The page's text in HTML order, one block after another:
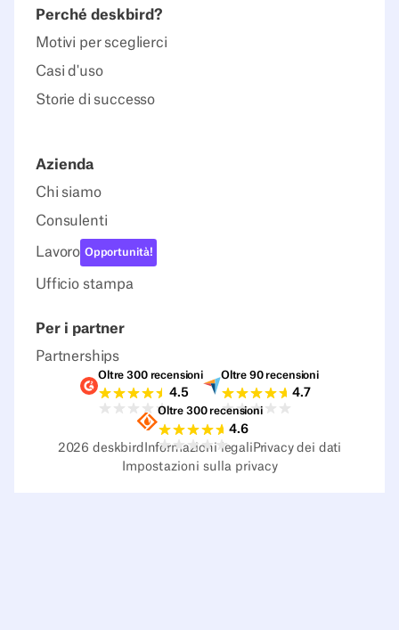
Perché deskbird?
Motivi per sceglierci
Casi d'uso
Storie di successo
Azienda
Chi siamo
Consulenti
Lavoro Opportunità!
Ufficio stampa
Per i partner
Partnerships
Valutazioni G2
Oltre 300 recensioni
4.5
Valutazioni Capterra
Oltre 90 recensioni
4.7
Valutazioni Sourceforge
Oltre 300 recensioni
4.6
2026 deskbird Informazioni legali Privacy dei dati
Impostazioni sulla privacy